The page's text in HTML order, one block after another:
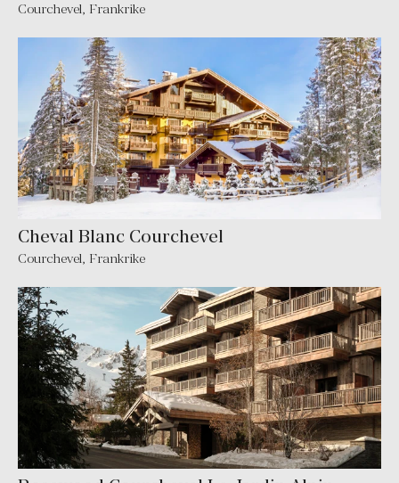
Courchevel, Frankrike
Cheval Blanc Courchevel
Courchevel, Frankrike